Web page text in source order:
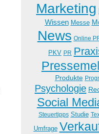
Marketing
Wissen Messe
News Online
PKV PR
Produkte
Psychologie
Social
Steuertipps Studie
Umfrage